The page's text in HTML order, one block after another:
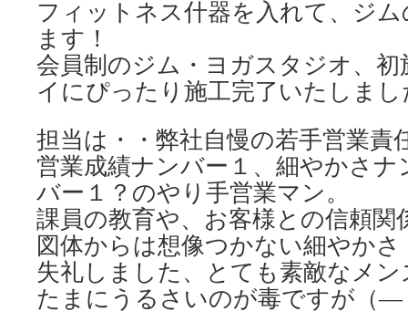
フィットネス什器を入れて、ジ
ます！
会員制のジム・ヨガスタジオ、
イにぴったり施工完了いたしまし
担当は・・弊社自慢の若手営業責
営業成績ナンバー１、細やかさナ
バー１？のやり手営業マン。
課員の教育や、お客様との信頼関
図体からは想像つかない細やかさ
失礼しました、とても素敵なメン
たまにうるさいのが毒ですが（